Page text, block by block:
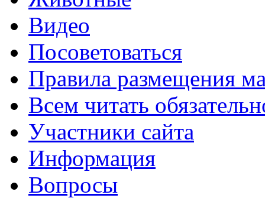
Видео
Посоветоваться
Правила размещения
Всем читать
Участники сайта
Информация
Вопросы